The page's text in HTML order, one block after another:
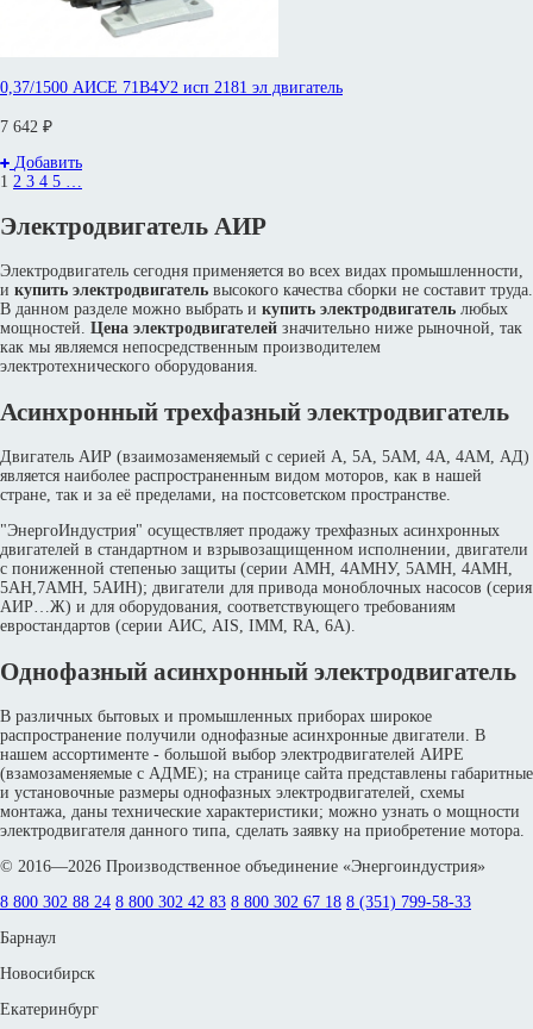
0,37/1500 АИСЕ 71В4У2 исп 2181 эл двигатель
7 642 ₽
Добавить
1 2 3 4 5
Электродвигатель АИР
Электродвигатель сегодня применяется во всех видах промышленности,
и купить электродвигатель высокого качества сборки не составит труда.
В данном разделе можно выбрать и купить электродвигатель любых
мощностей. Цена электродвигателей значительно ниже рыночной, так
как мы являемся непосредственным производителем
электротехнического оборудования.
Асинхронный трехфазный электродвигатель
Двигатель АИР (взаимозаменяемый с серией А, 5А, 5АМ, 4А, 4АМ, АД)
является наиболее распространенным видом моторов, как в нашей
стране, так и за её пределами, на постсоветском пространстве.
"ЭнергоИндустрия" осуществляет продажу трехфазных асинхронных
двигателей в стандартном и взрывозащищенном исполнении, двигатели
с пониженной степенью защиты (серии АМН, 4АМНУ, 5АМН, 4АМН,
5АН,7АМН, 5АИН); двигатели для привода моноблочных насосов (серия
АИР…Ж) и для оборудования, соответствующего требованиям
евростандартов (серии АИС, АIS, IMM, RA, 6A).
Однофазный асинхронный электродвигатель
В различных бытовых и промышленных приборах широкое
распространение получили однофазные асинхронные двигатели. В
нашем ассортименте - большой выбор электродвигателей АИРЕ
(взамозаменяемые с АДМЕ); на странице сайта представлены габаритные
и установочные размеры однофазных электродвигателей, схемы
монтажа, даны технические характеристики; можно узнать о мощности
электродвигателя данного типа, сделать заявку на приобретение мотора.
© 2016—2026 Производственное объединение «Энергоиндустрия»
8 800 302 88 24 8 800 302 42 83 8 800 302 67 18 8 (351) 799-58-33
Барнаул
Новосибирск
Екатеринбург